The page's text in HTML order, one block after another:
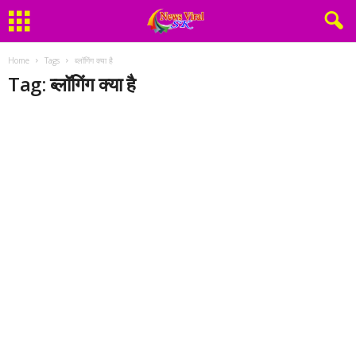
Home Tags ब्लॉगिंग क्या है
Tag: ब्लॉगिंग क्या है